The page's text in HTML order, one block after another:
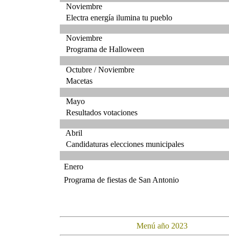
Noviembre
Electra energía ilumina tu pueblo
Noviembre
Programa de Halloween
Octubre / Noviembre
Macetas
Mayo
Resultados votaciones
Abril
Candidaturas elecciones municipales
Enero
Programa de fiestas de San Antonio
Menú año 2023